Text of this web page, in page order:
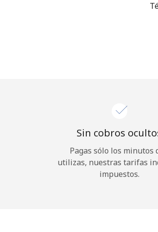
Sin cobros
Pagas sólo los minutos
utilizas, nuestras tarifas
impuestos.